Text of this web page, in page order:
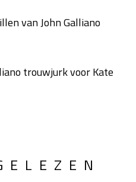
van John Galliano
trouwjurk voor Kate